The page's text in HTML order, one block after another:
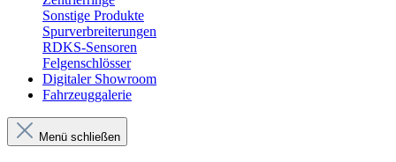
Sonstige Produkte
Spurverbreiterungen
RDKS-Sensoren
Felgenschlösser
Digitaler Showroom
Fahrzeuggalerie
Menü schließen